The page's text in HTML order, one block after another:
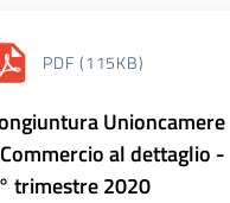
PDF (115KB)
Unioncamere
al dettaglio -
trimestre 2020